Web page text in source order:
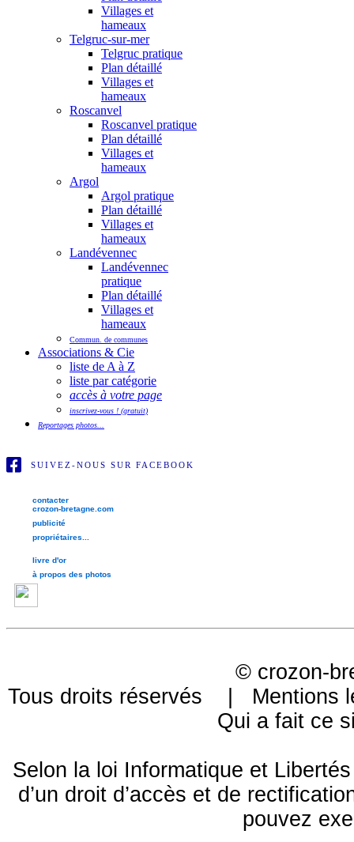
Villages et
hameaux
Telgruc-sur-mer
Telgruc pratique
Plan détaillé
Villages et
hameaux
Roscanvel
Roscanvel pratique
Plan détaillé
Villages et
hameaux
Argol
Argol pratique
Plan détaillé
Villages et
hameaux
Landévennec
Landévennec
pratique
Plan détaillé
Villages et
hameaux
Commun. de communes
Associations & Cie
liste de A à Z
liste par catégorie
accès à votre page
inscrivez-vous ! (gratuit)
Reportages photos...
SUIVEZ-NOUS SUR FACEBOOK
contacter
crozon-bretagne.com
publicité
propriétaires...
livre d'or
à propos des photos
© crozon-
Tous droits réservés | Mentions
Qui a fait ce
Selon la loi Informatique et
d’un droit d’accès et de
pouvez